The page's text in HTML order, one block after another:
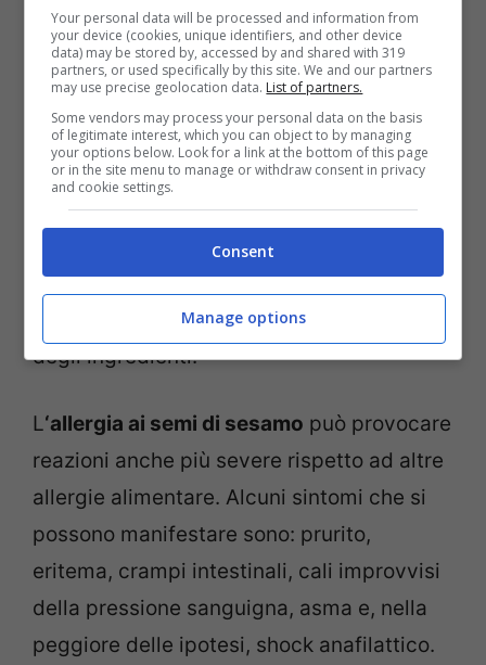
Il numero di lotto oggetto del richiamo è
E333/54con termine minimo di
conservazione Maggio/2021e venduto in
confezioni da 150 gr. Ifrollinidi mais con
zenzero candito ed olio essenziale di
bergamottosono stati ritirati per il sesamo
nero (allergene)non dichiarato nella lista
degli ingredienti.
L‘allergia ai semi di sesamo può provocare
reazioni anche più severe rispetto ad altre
allergie alimentare. Alcuni sintomi che si
possono manifestare sono: prurito,
eritema, crampi intestinali, cali improvvisi
della pressione sanguigna, asma e, nella
peggiore delle ipotesi, shock anafilattico.
Your personal data will be processed and information from
your device (cookies, unique identifiers, and other device
data) may be stored by, accessed by and shared with 319
partners, or used specifically by this site. We and our partners
may use precise geolocation data. List of partners.
Some vendors may process your personal data on the basis
of legitimate interest, which you can object to by managing
your options below. Look for a link at the bottom of this page
or in the site menu to manage or withdraw consent in privacy
and cookie settings.
Consent
Manage options